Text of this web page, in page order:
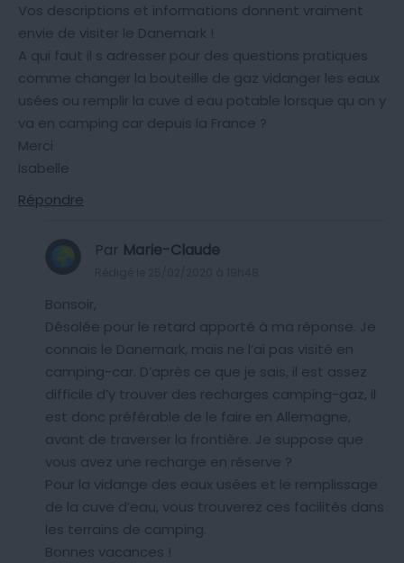
Vos descriptions et informations donnent vraiment
envie de visiter le Danemark !
A qui faut il s adresser pour des questions pratiques
comme changer la bouteille de gaz vidanger les eaux
usées ou remplir la cuve d eau potable lorsque qu on y
va en camping car depuis la France ?
Merci
Isabelle
Répondre
Par Marie-Claude
Bonsoir,
Désolée pour le retard apporté à ma réponse. Je
connais le Danemark, mais ne l’ai pas visité en
camping-car. D’après ce que je sais, il est assez
difficile d’y trouver des recharges camping-gaz, il
est donc préférable de le faire en Allemagne,
avant de traverser la frontière. Je suppose que
vous avez une recharge en réserve ?
Pour la vidange des eaux usées et le remplissage
de la cuve d’eau, vous trouverez ces facilités dans
les terrains de camping.
Bonnes vacances !